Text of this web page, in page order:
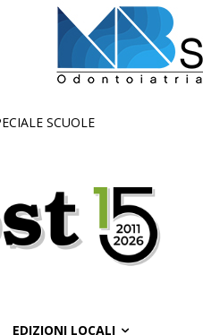
SCUOLE
EDIZIONI LOCALI